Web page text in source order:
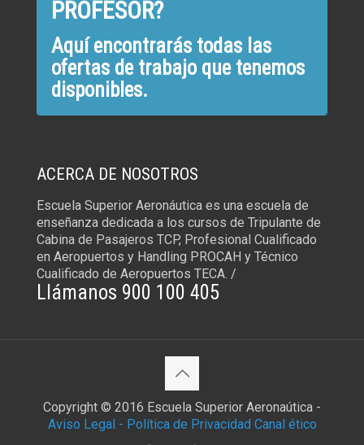
PROFESOR?
Aquí encontrarás todas las
ofertas de trabajo que tenemos
disponibles.
ACERCA DE NOSOTROS
Escuela Superior Aeronáutica es una escuela de
enseñanza dedicada a los cursos de Tripulante de
Cabina de Pasajeros TCP, Profesional Cualificado
en Aeropuertos y Handling PROCAH y Técnico
Cualificado de Aeropuertos TECA. /
Llámanos 900 100 405
Copyright © 2016 Escuela Superior Aeronaútica -
Aviso Legal - Política de Privacidad Canal ético